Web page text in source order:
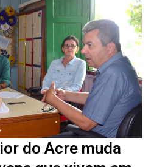
do Acre muda